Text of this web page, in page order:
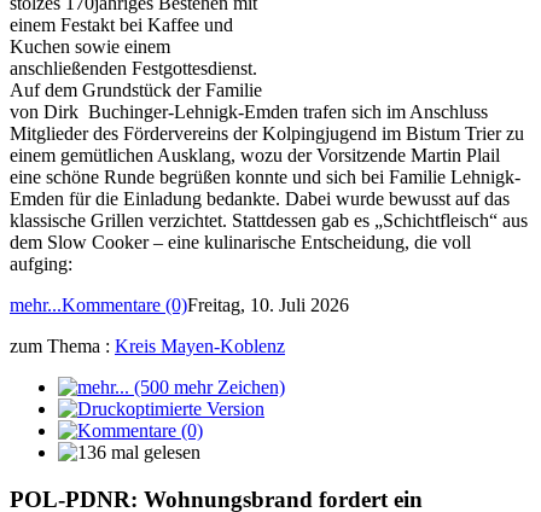
einem Festakt bei Kaffee und
Kuchen sowie einem
anschließenden Festgottesdienst.
Auf dem Grundstück der Familie
von Dirk Buchinger-Lehnigk-Emden trafen sich im Anschluss
Mitglieder des Fördervereins der Kolpingjugend im Bistum Trier zu
einem gemütlichen Ausklang, wozu der Vorsitzende Martin Plail
eine schöne Runde begrüßen konnte und sich bei Familie Lehnigk-
Emden für die Einladung bedankte. Dabei wurde bewusst auf das
klassische Grillen verzichtet. Stattdessen gab es „Schichtfleisch“ aus
dem Slow Cooker – eine kulinarische Entscheidung, die voll
aufging:
mehr...Kommentare (0)Freitag, 10. Juli 2026
zum Thema : Kreis Mayen-Koblenz
POL-PDNR: Wohnungsbrand fordert ein